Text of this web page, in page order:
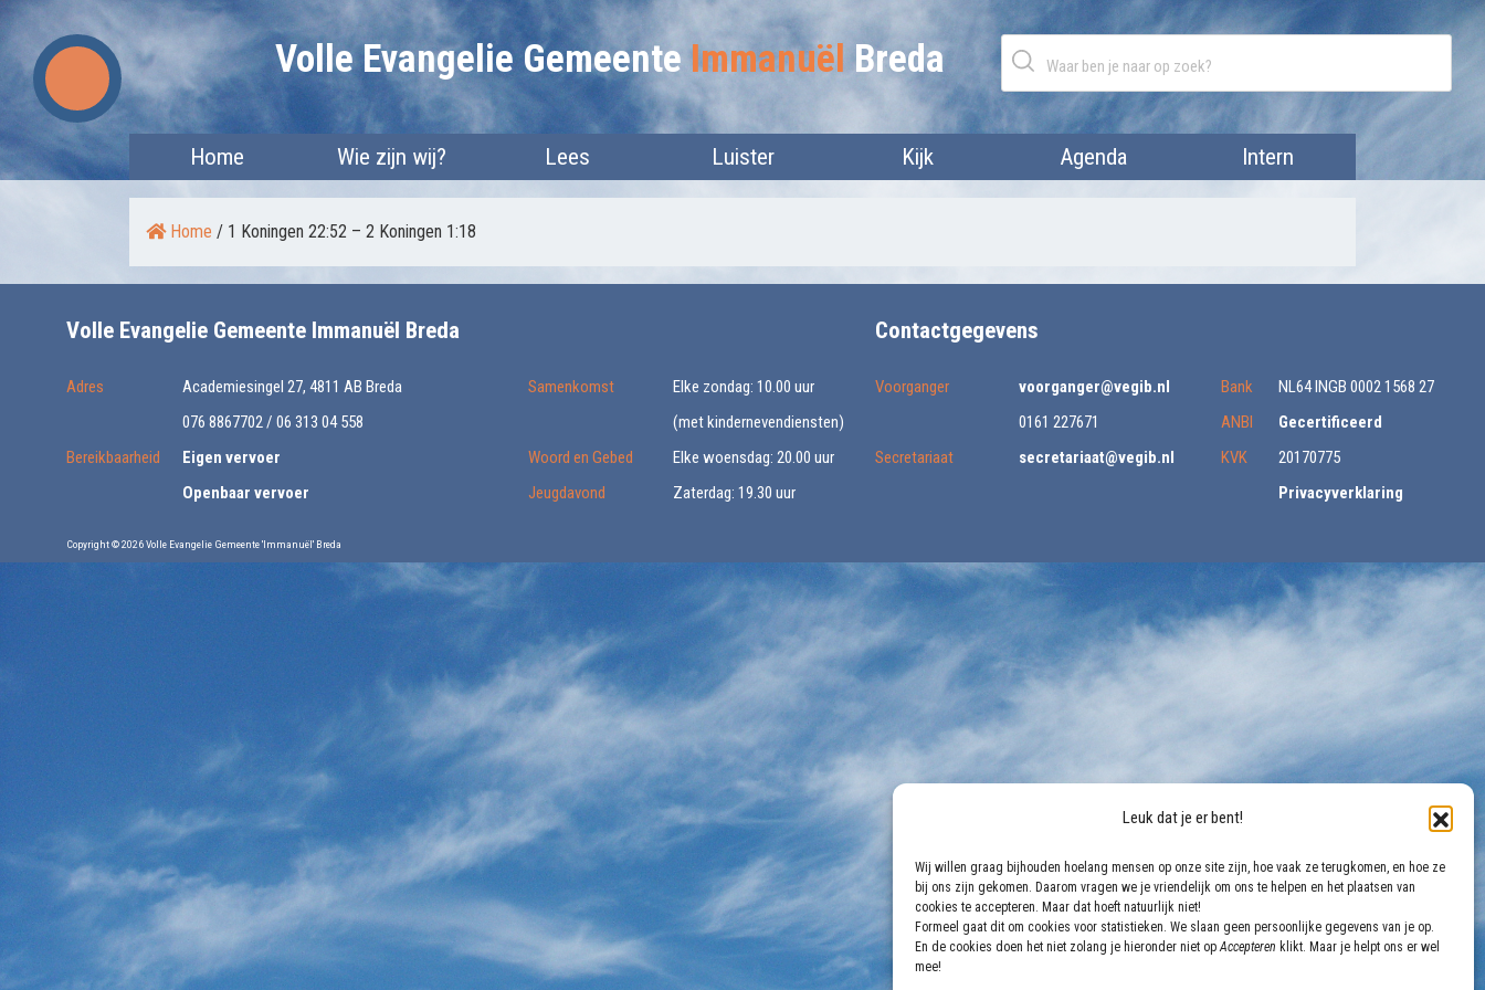
Leuk dat je er bent!
Wij willen graag bijhouden hoelang mensen op onze site zijn, hoe vaak ze terugkomen, en hoe ze
bij ons zijn gekomen. Daarom vragen we je vriendelijk om ons te helpen en het plaatsen van
cookies te accepteren. Maar dat hoeft natuurlijk niet!
Formeel gaat dit om cookies voor statistieken. We slaan geen persoonlijke gegevens van je op.
En de cookies doen het niet zolang je hieronder niet opAccepteren klikt. Maar je helpt ons er wel
mee!
Skip
to
content
Volle Evangelie Gemeente Immanuël Breda
Home Wie zijn wij? Lees Luister Kijk Agenda Intern
Home / 1 Koningen 22:52 – 2 Koningen 1:18
Volle Evangelie Gemeente Immanuël Breda
Adres
Academiesingel 27, 4811 AB Breda
076 8867702 / 06 313 04 558
Bereikbaarheid
Eigen vervoer
Openbaar vervoer
Samenkomst
Elke zondag: 10.00 uur
(met kindernevendiensten)
Woord en Gebed
Elke woensdag: 20.00 uur
Jeugdavond
Zaterdag: 19.30 uur
Contactgegevens
Voorganger
voorganger@vegib.nl
0161 227671
Secretariaat
secretariaat@vegib.nl
Bank
NL64 INGB 0002 1568 27
ANBI
Gecertificeerd
KVK
20170775
Privacyverklaring
Copyright © 2026 Volle Evangelie Gemeente 'Immanuël' Breda